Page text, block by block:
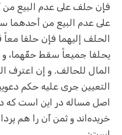
فإن حلف على عدم البيع
على عدم البيع من أحدهما
الحلف إليهما فإن حلفا
يحلفا جميعاً سقط حقّهما،
المال للحالف. و إن اعترف
التعيين جرى عليه حكم
اصل مساله در این است که
خریده‌اند و ثمن آن را هم